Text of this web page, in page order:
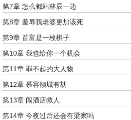
第7章 怎么都站林辰一边
第8章 羞辱我老婆更加该死
第9章 首富是一枚棋子
第10章 我也给你一个机会
第11章 罪不起的大人物
第12章 慕容倾城有劫
第13章 闯酒店救人
第14章 今夜过后还会有梁家吗